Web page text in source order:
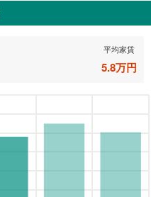
平均家賃
5.8万円